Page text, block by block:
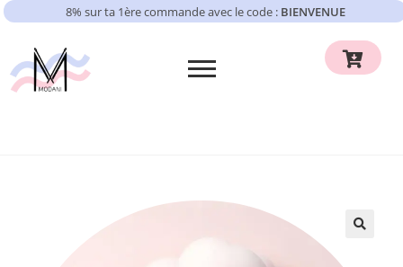
8% sur ta 1ère commande avec le code : BIENVENUE